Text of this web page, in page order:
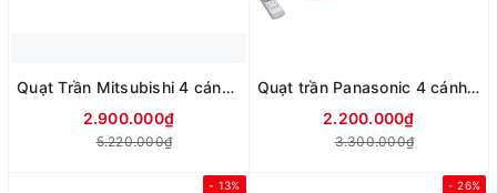
Quạt Trần Mitsubishi 4 cánh C56-RA4 (Xám đậm)
2.900.000₫
5.220.000₫
Quạt trần Panasonic 4 cánh F-56MPG-S/GO (màu bạc/ màu vàng)
2.200.000₫
3.300.000₫
- 13% - 26%